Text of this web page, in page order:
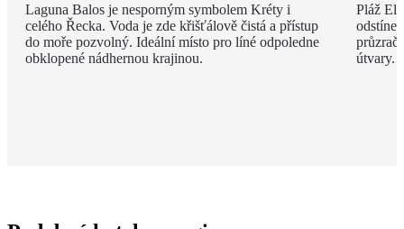
Laguna Balos je nesporným symbolem Kréty i
celého Řecka. Voda je zde křišťálově čistá a přístup
do moře pozvolný. Ideální místo pro líné odpoledne
obklopené nádhernou krajinou.
Pláž
útvary.